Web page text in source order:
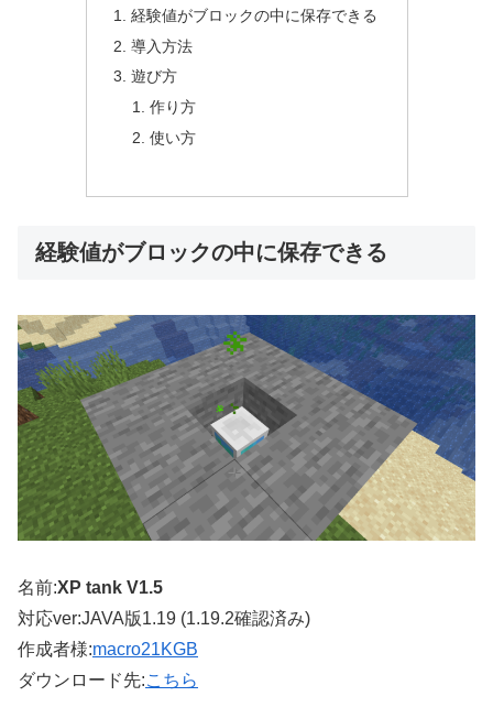
経験値がブロックの中に保存できる
導入方法
遊び方
作り方
使い方
経験値がブロックの中に保存できる
名前:XP tank V1.5
対応ver:JAVA版1.19 (1.19.2確認済み)
作成者様:macro21KGB
ダウンロード先:こちら